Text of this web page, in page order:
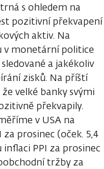
s ohledem na
pozitivní překvapení
aktiv. Na
v monetární politice
a jakékoliv
zisků. Na příští
velké banky svými
překvapily.
v USA na
prosinec (oček. 5,4
PPI za prosinec
tržby za